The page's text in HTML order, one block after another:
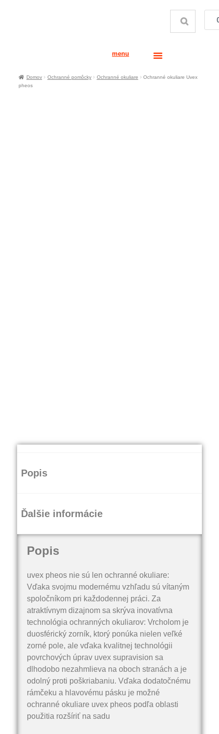
menu
Domov Ochranné pomôcky Ochranné okuliare
Ochranné okuliare Uvex
pheos
Popis
Ďalšie informácie
Popis
uvex pheos nie sú len ochranné okuliare:
Vďaka svojmu modernému vzhľadu sú vítaným
spoločníkom pri každodennej práci. Za
atraktívnym dizajnom sa skrýva inovatívna
technológia ochranných okuliarov: Vrcholom je
duosférický zorník, ktorý ponúka nielen veľké
zorné pole, ale vďaka kvalitnej technológii
povrchových úprav uvex supravision sa
dlhodobo nezahmlieva na oboch stranách a je
odolný proti poškriabaniu. Vďaka dodatočnému
rámčeku a hlavovému pásku je možné
ochranné okuliare uvex pheos podľa oblasti
použitia rozšíriť na sadu